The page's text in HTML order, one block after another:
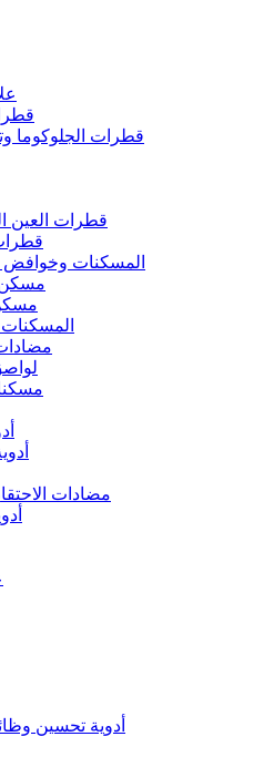
قطرات الجلوكوما
قطرات العين
المسكنات وخوافض
مسكن
مضادات
أدوية تحسين